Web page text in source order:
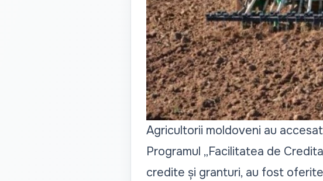
Agricultorii moldoveni au
Programul „Facilitatea de
credite și granturi, au fost